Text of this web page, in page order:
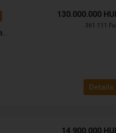
Anwesen zum Verkauf in Bedegkér | 3 ha Panoramagrundstück
130.000.000
361.111
Details
14.900.000